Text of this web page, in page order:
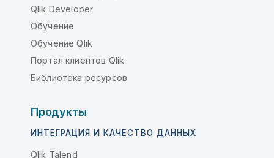
Qlik Developer
Обучение
Обучение Qlik
Портал клиентов Qlik
Библиотека ресурсов
Продукты
ИНТЕГРАЦИЯ И КАЧЕСТВО ДАННЫХ
Qlik Talend